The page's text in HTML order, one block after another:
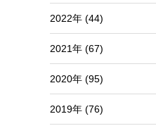
2022年 (44)
2021年 (67)
2020年 (95)
2019年 (76)